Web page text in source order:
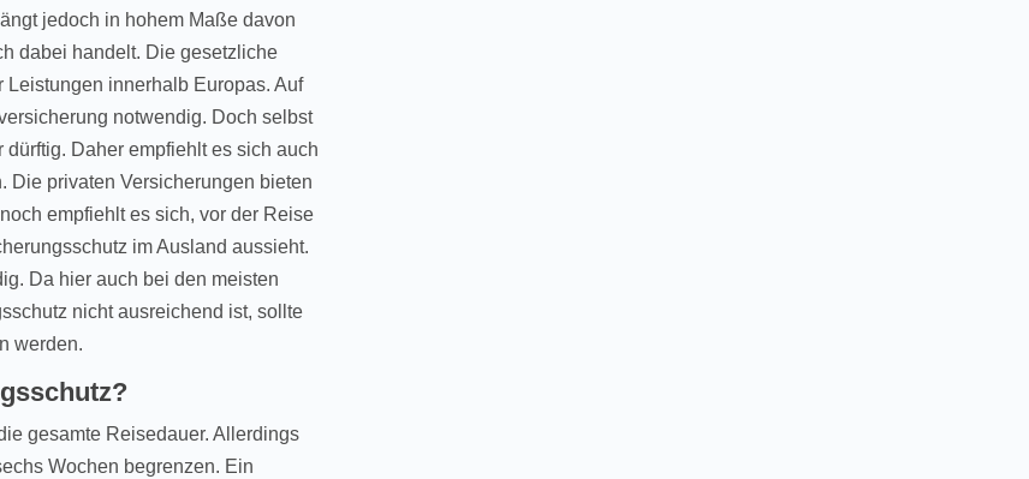
jedoch in hohem Maße davon
dabei handelt. Die gesetzliche
innerhalb Europas. Auf
notwendig. Doch selbst
Daher empfiehlt es sich auch
Die privaten Versicherungen bieten
empfiehlt es sich, vor der Reise
im Ausland aussieht.
Da hier auch bei den meisten
nicht ausreichend ist, sollte
werden.
gesamte Reisedauer. Allerdings
Wochen begrenzen. Ein